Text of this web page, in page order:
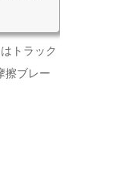
トラック
擦ブレー